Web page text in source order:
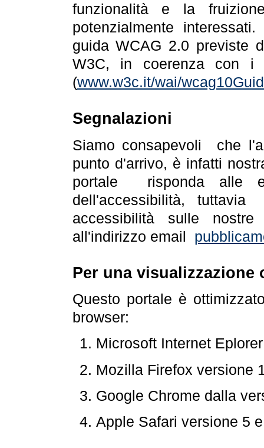
funzionalità e la
potenzialmente
guida WCAG 2.0 previste
W3C, in coerenza con i
(www.w3c.it/wai/
Segnalazioni
Siamo consapevoli che
punto d'arrivo, è infatti
portale risponda alle
dell'accessibilità,
accessibilità sulle
all'indirizzo email
Per una visualizzazione
Questo portale è
browser:
Microsoft Internet
Mozilla Firefox versione
Google Chrome dalla
Apple Safari versione 5